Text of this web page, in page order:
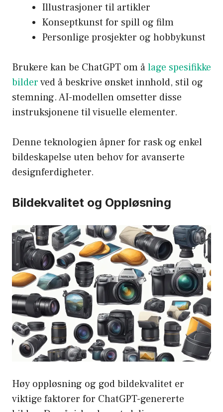
Illustrasjoner til artikler
Konseptkunst for spill og film
Personlige prosjekter og hobbykunst
Brukere kan be ChatGPT om ålage spesifikke
bilderved å beskrive ønsket innhold, stil og
stemning. AI-modellen omsetter disse
instruksjonene til visuelle elementer.
Denne teknologien åpner for rask og enkel
bildeskapelse uten behov for avanserte
designferdigheter.
Bildekvalitet og Oppløsning
Høy oppløsning og god bildekvalitet er
viktige faktorer for ChatGPT-genererte